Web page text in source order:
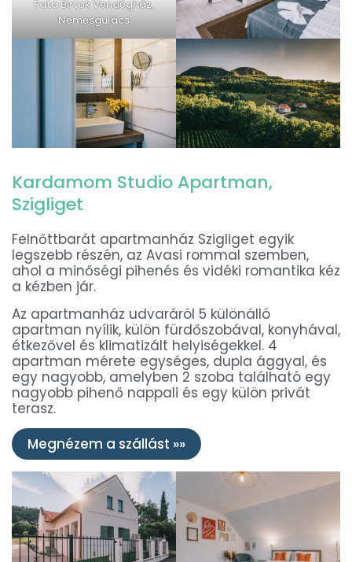
Fata Birtok Vendégház,
Nemesgulács
Kardamom Studio Apartman,
Szigliget
Felnőttbarát apartmanház Szigliget egyik
legszebb részén, az Avasi rommal szemben,
ahol a minőségi pihenés és vidéki romantika kéz
a kézben jár.
Az apartmanház udvaráról 5 különálló
apartman nyílik, külön fürdőszobával, konyhával,
étkezővel és klimatizált helyiségekkel. 4
apartman mérete egységes, dupla ággyal, és
egy nagyobb, amelyben 2 szoba található egy
nagyobb pihenő nappali és egy külön privát
terasz.
Megnézem a szállást »»